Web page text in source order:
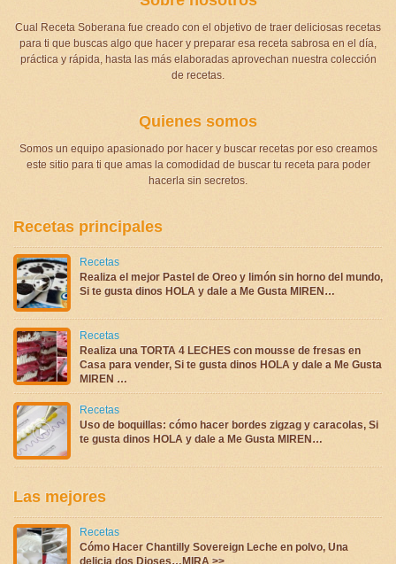
Cual Receta Soberana fue creado con el objetivo de traer deliciosas recetas
para ti que buscas algo que hacer y preparar esa receta sabrosa en el día,
práctica y rápida, hasta las más elaboradas aprovechan nuestra colección
de recetas.
Quienes somos
Somos un equipo apasionado por hacer y buscar recetas por eso creamos
este sitio para ti que amas la comodidad de buscar tu receta para poder
hacerla sin secretos.
Recetas principales
Recetas
Realiza el mejor Pastel de Oreo y limón sin horno del mundo,
Si te gusta dinos HOLA y dale a Me Gusta MIREN…
Recetas
Realiza una TORTA 4 LECHES con mousse de fresas en
Casa para vender, Si te gusta dinos HOLA y dale a Me Gusta
MIREN …
Recetas
Uso de boquillas: cómo hacer bordes zigzag y caracolas, Si
te gusta dinos HOLA y dale a Me Gusta MIREN…
Las mejores
Recetas
Cómo Hacer Chantilly Sovereign Leche en polvo, Una
delicia dos Dioses…MIRA >>